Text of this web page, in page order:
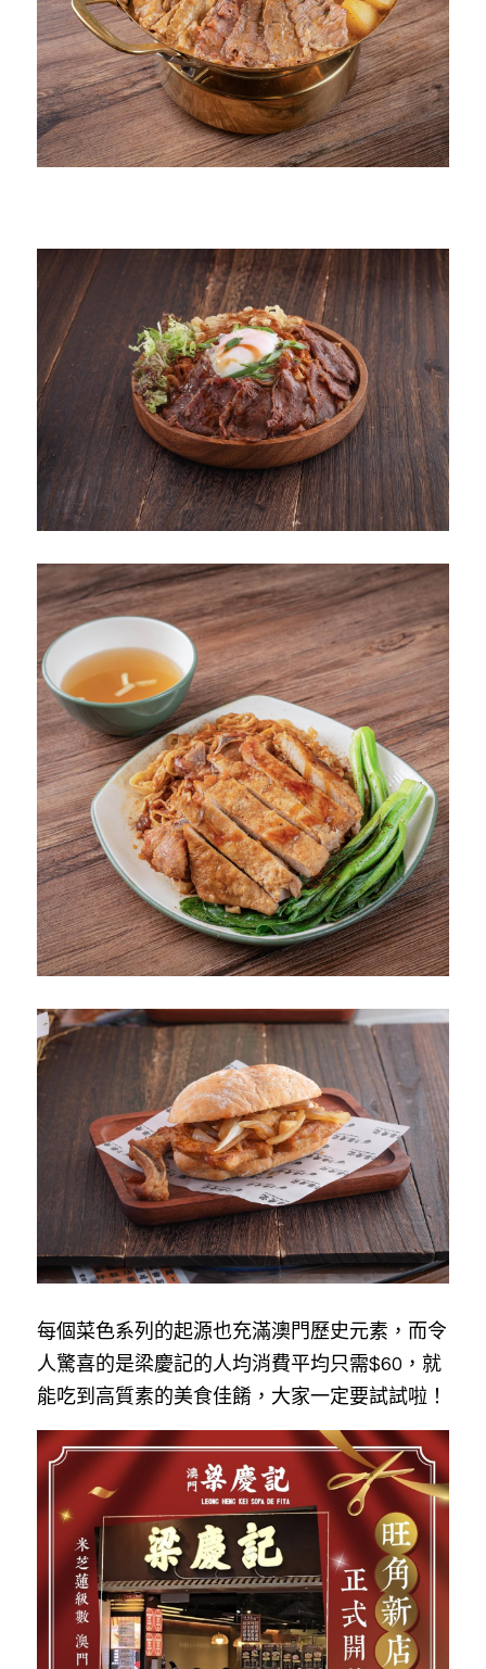
每個菜色系列的起源也充滿澳門歷史元素，而令
人驚喜的是梁慶記的人均消費平均只需$60，就
能吃到高質素的美食佳餚，大家一定要試試啦！